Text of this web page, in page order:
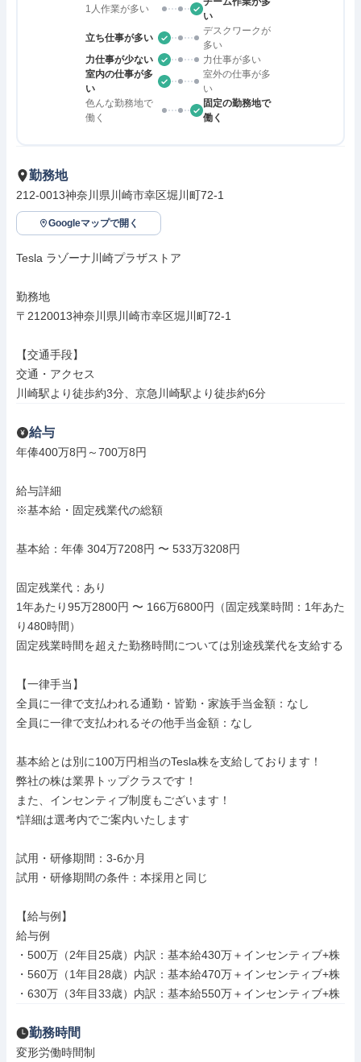
1人作業が多い
い
立ち仕事が多い
デスクワークが
多い
力仕事が少ない
力仕事が多い
室内の仕事が多
い
室外の仕事が多
い
色んな勤務地で
働く
固定の勤務地で
働く
勤務地
212-0013神奈川県川崎市幸区堀川町72-1
Googleマップで開く
Tesla ラゾーナ川崎プラザストア
勤務地
〒2120013神奈川県川崎市幸区堀川町72-1
【交通手段】
交通・アクセス
川崎駅より徒歩約3分、京急川崎駅より徒歩約6分
給与
年俸400万8円～700万8円
給与詳細
※基本給・固定残業代の総額
基本給：年俸 304万7208円 〜 533万3208円
固定残業代：あり
1年あたり95万2800円 〜 166万6800円（固定残業時間：1年あた
り480時間）
固定残業時間を超えた勤務時間については別途残業代を支給する
【一律手当】
全員に一律で支払われる通勤・皆勤・家族手当金額：なし
全員に一律で支払われるその他手当金額：なし
基本給とは別に100万円相当のTesla株を支給しております！
弊社の株は業界トップクラスです！
また、インセンティブ制度もございます！
*詳細は選考内でご案内いたします
試用・研修期間：3-6か月
試用・研修期間の条件：本採用と同じ
【給与例】
給与例
・500万（2年目25歳）内訳：基本給430万＋インセンティブ+株
・560万（1年目28歳）内訳：基本給470万＋インセンティブ+株
・630万（3年目33歳）内訳：基本給550万＋インセンティブ+株
勤務時間
変形労働時間制